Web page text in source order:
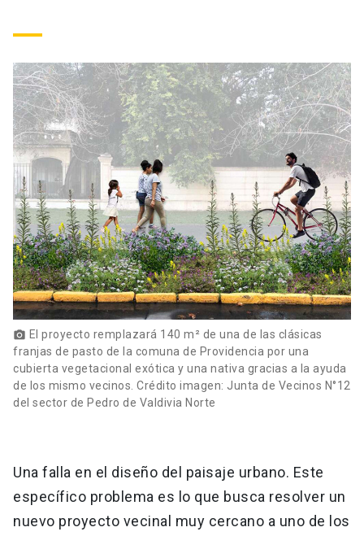
Padres y familia
Vecinos launch
Correo UC
Mi Portal UC launch
Medios Biblioteca launch
Donaciones launch
photo_camera El proyecto remplazará 140 m² de una de las clásicas
franjas de pasto de la comuna de Providencia por una
cubierta vegetacional exótica y una nativa gracias a la ayuda
de los mismo vecinos. Crédito imagen: Junta de Vecinos N°12
del sector de Pedro de Valdivia Norte
Una falla en el diseño del paisaje urbano. Este
específico problema es lo que busca resolver un
nuevo proyecto vecinal muy cercano a uno de los